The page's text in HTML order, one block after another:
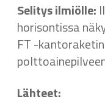
Selitys ilmiölle:
horisontissa
FT -
Lähteet: